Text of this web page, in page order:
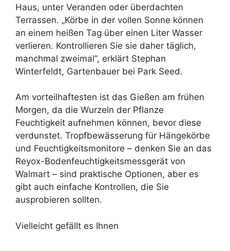
Haus, unter Veranden oder überdachten
Terrassen. „Körbe in der vollen Sonne können
an einem heißen Tag über einen Liter Wasser
verlieren. Kontrollieren Sie sie daher täglich,
manchmal zweimal“, erklärt Stephan
Winterfeldt, Gartenbauer bei Park Seed.
Am vorteilhaftesten ist das Gießen am frühen
Morgen, da die Wurzeln der Pflanze
Feuchtigkeit aufnehmen können, bevor diese
verdunstet. Tropfbewässerung für Hängekörbe
und Feuchtigkeitsmonitore – denken Sie an das
Reyox-Bodenfeuchtigkeitsmessgerät von
Walmart – sind praktische Optionen, aber es
gibt auch einfache Kontrollen, die Sie
ausprobieren sollten.
Vielleicht gefällt es Ihnen